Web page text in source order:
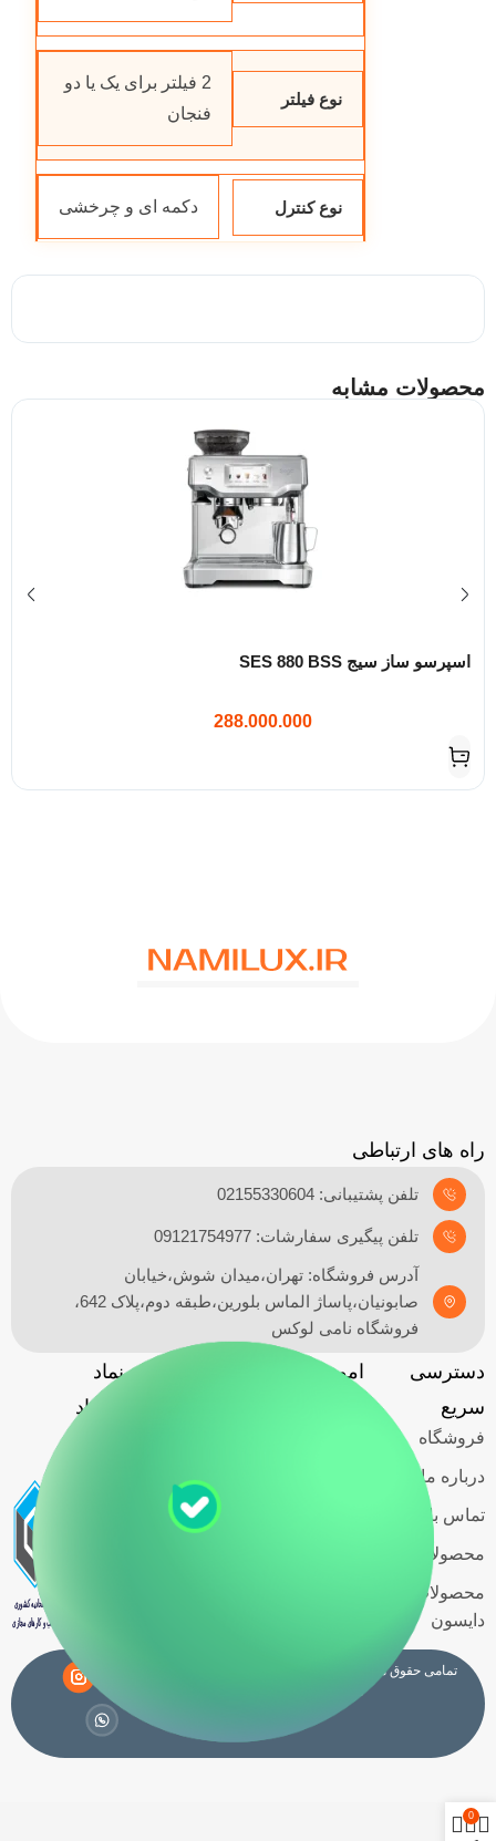
نوع فیلتر
2 فیلتر برای یک یا دو
فنجان
نوع کنترل دکمه ای و چرخشی
محصولات مشابه
اسپرسو ساز سیج SES 880 BSS
288.000.000
راه های ارتباطی
تلفن پشتیبانی: 02155330604
تلفن پیگیری سفارشات: 09121754977
آدرس فروشگاه: تهران،میدان شوش،خیابان
صابونیان،پاساژ الماس بلورین،طبقه دوم،پلاک 642،
فروشگاه نامی لوکس
دسترسی
سریع
فروشگاه
درباره ما
تماس با ما
محصولات اسمگ
محصولات
دایسون
امور مشتریان
نماد
اعتماد
تمامی حقوق مادی و معنوی این سایت متعلق به فروشگاه
نامی لوکس
0